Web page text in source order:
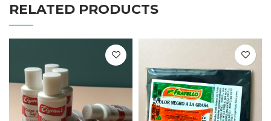
RELATED PRODUCTS